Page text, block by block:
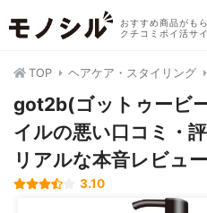
おすすめ商品がも
クチコミポイ活サ
TOP ヘアケア・スタイリング
got2b(ゴットゥービ
イルの悪い口コミ・
リアルな本音レビュ
3.10